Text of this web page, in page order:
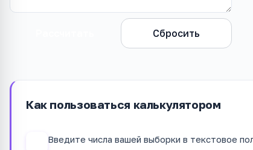
Сбросить
Как пользоваться калькулятором
Введите числа вашей выборки в текстовое